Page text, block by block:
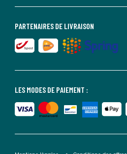
LES MODES DE PAIEMENT :
PARTENAIRES DE LIVRAISON